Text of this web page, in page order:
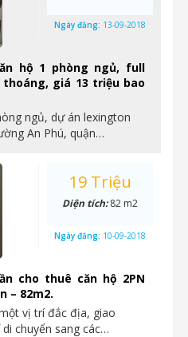
hộ 1 phòng ngủ, full
giá 13 triệu bao
ngủ, dự án lexington
An Phú, quận…
Ngày đăng: 13-09-2018
cho thuê căn hộ 2PN
– 82m2.
vị trí đắc địa, giao
chuyển sang các…
19 Triệu
Diện tích:82 m2
Ngày đăng: 10-09-2018